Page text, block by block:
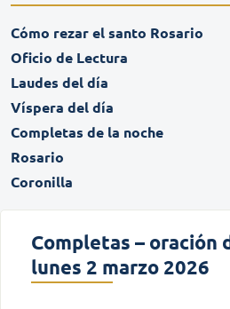
Cómo rezar el santo Rosario
Oficio de Lectura
Laudes del día
Víspera del día
Completas de la noche
Rosario
Coronilla
Completas – oración
lunes 2 marzo 2026